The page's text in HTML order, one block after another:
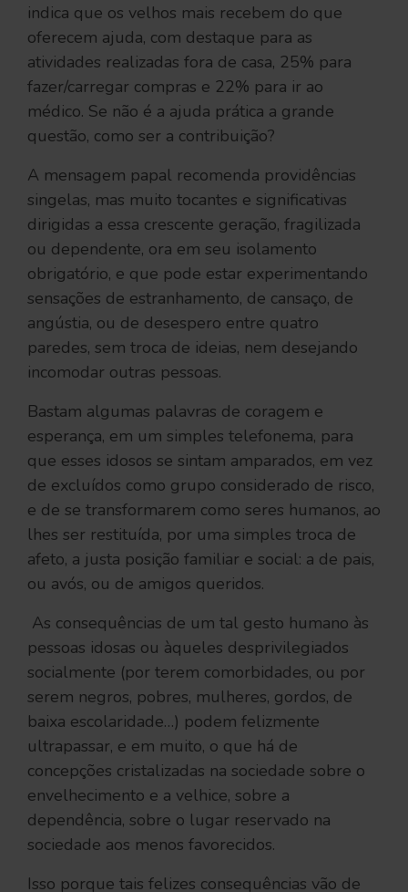
indica que os velhos mais recebem do que
oferecem ajuda, com destaque para as
atividades realizadas fora de casa, 25% para
fazer/carregar compras e 22% para ir ao
médico. Se não é a ajuda prática a grande
questão, como ser a contribuição?
A mensagem papal recomenda providências
singelas, mas muito tocantes e significativas
dirigidas a essa crescente geração, fragilizada
ou dependente, ora em seu isolamento
obrigatório, e que pode estar experimentando
sensações de estranhamento, de cansaço, de
angústia, ou de desespero entre quatro
paredes, sem troca de ideias, nem desejando
incomodar outras pessoas.
Bastam algumas palavras de coragem e
esperança, em um simples telefonema, para
que esses idosos se sintam amparados, em vez
de excluídos como grupo considerado de risco,
e de se transformarem como seres humanos, ao
lhes ser restituída, por uma simples troca de
afeto, a justa posição familiar e social: a de pais,
ou avós, ou de amigos queridos.
As consequências de um tal gesto humano às
pessoas idosas ou àqueles desprivilegiados
socialmente (por terem comorbidades, ou por
serem negros, pobres, mulheres, gordos, de
baixa escolaridade…) podem felizmente
ultrapassar, e em muito, o que há de
concepções cristalizadas na sociedade sobre o
envelhecimento e a velhice, sobre a
dependência, sobre o lugar reservado na
sociedade aos menos favorecidos.
Isso porque tais felizes consequências vão de